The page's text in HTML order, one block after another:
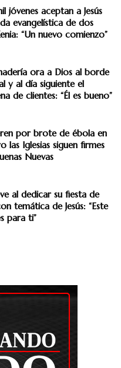
jóvenes aceptan a Jesús
evangelística de dos
“Un nuevo comienzo”
ora a Dios al borde
y al día siguiente el
de clientes: “Él es bueno”
por brote de ébola en
las Iglesias siguen firmes
Nuevas
al dedicar su fiesta de
temática de Jesús: “Este
para ti”